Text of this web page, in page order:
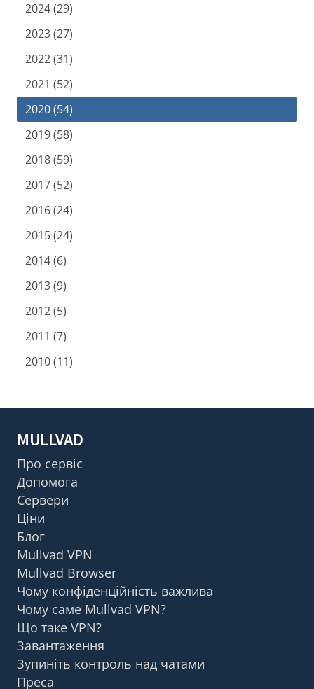
2024 (29)
2023 (27)
2022 (31)
2021 (52)
2020 (54)
2019 (58)
2018 (59)
2017 (52)
2016 (24)
2015 (24)
2014 (6)
2013 (9)
2012 (5)
2011 (7)
2010 (11)
MULLVAD
Про сервіс
Допомога
Сервери
Ціни
Блог
Mullvad VPN
Mullvad Browser
Чому конфіденційність важлива
Чому саме Mullvad VPN?
Що таке VPN?
Завантаження
Зупиніть контроль над чатами
Преса